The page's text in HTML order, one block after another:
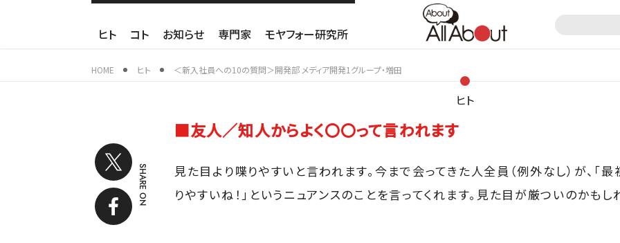
ヒト コト お知らせ 専門家 モヤフォー研究所
HOME ヒト ＜新入社員への10の質問＞開発部 メディア開発1グループ・増田
ヒト
SHARE ON
■友人／知人からよく〇〇って言われます
見た目より喋りやすいと言われます。今まで会ってきた人全員（例外なし）が、「
りやすいね！」というニュアンスのことを言ってくれます。見た目が厳ついのかも